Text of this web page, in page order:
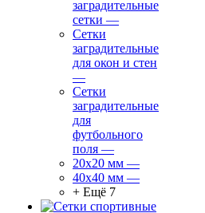
заградительные
сетки —
Сетки
заградительные
для окон и стен
—
Сетки
заградительные
для
футбольного
поля —
20х20 мм —
40х40 мм —
+ Ещё 7